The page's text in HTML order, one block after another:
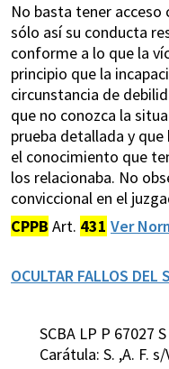
No basta tener acceso
sólo así su conducta
conforme a lo que la
principio que la
circunstancia de
que no conozca la
prueba detallada y
el conocimiento que
los relacionaba. No
conviccional en el
CPPB Art. 431 Ver
OCULTAR FALLOS DEL
SCBA LP P 67027
Carátula: S. ,A. F.